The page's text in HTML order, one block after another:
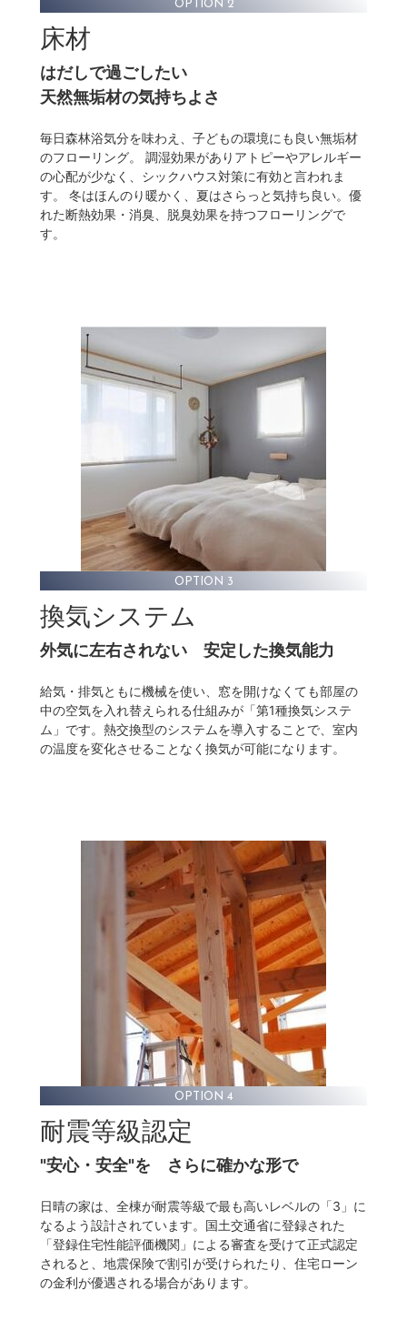
OPTION 2
床材
はだしで過ごしたい
天然無垢材の気持ちよさ
毎日森林浴気分を味わえ、子どもの環境にも良い無垢材
のフローリング。 調湿効果がありアトピーやアレルギー
の心配が少なく、シックハウス対策に有効と言われま
す。 冬はほんのり暖かく、夏はさらっと気持ち良い。優
れた断熱効果・消臭、脱臭効果を持つフローリングで
す。
OPTION 3
換気システム
外気に左右されない安定した換気能力
給気・排気ともに機械を使い、窓を開けなくても部屋の
中の空気を入れ替えられる仕組みが「第1種換気システ
ム」です。熱交換型のシステムを導入することで、室内
の温度を変化させることなく換気が可能になります。
OPTION 4
耐震等級認定
"安心・安全"を さらに確かな形で
日晴の家は、全棟が耐震等級で最も高いレベルの「3」に
なるよう設計されています。国土交通省に登録された
「登録住宅性能評価機関」による審査を受けて正式認定
されると、地震保険で割引が受けられたり、住宅ローン
の金利が優遇される場合があります。